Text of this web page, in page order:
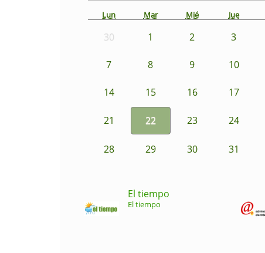
Lun Mar Mié Jue
30 1 2 3
7 8 9 10
14 15 16 17
21 22 23 24
28 29 30 31
El tiempo
El tiempo